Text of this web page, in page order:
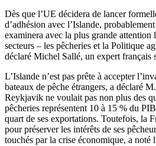
Dès que l’UE décidera de lancer
d’adhésion avec l’Islande,
examinera avec la plus grande attention
secteurs – les pêcheries et la Politique
déclaré Michel Sallé, un expert français
L’Islande n’est pas prête à accepter
bateaux de pêche étrangers, a déclaré
Reykjavik ne voulait pas non plus des
pêcheries représentent 10 à 15 % du
quart de ses exportations. Toutefois, la
pour préserver les intérêts de ses
touchés par la crise économique, a noté